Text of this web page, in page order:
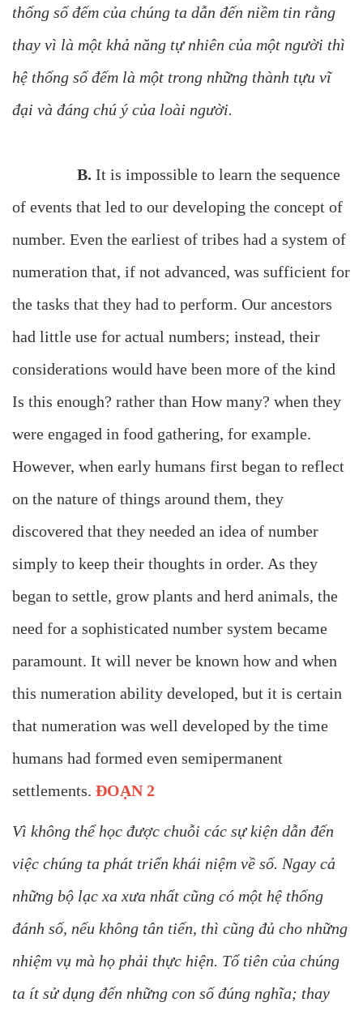
thống số đếm của chúng ta dẫn đến niềm tin rằng
thay vì là một khả năng tự nhiên của một người thì
hệ thống số đếm là một trong những thành tựu vĩ
đại và đáng chú ý của loài người.
B. It is impossible to learn the sequence
of events that led to our developing the concept of
number. Even the earliest of tribes had a system of
numeration that, if not advanced, was sufficient for
the tasks that they had to perform. Our ancestors
had little use for actual numbers; instead, their
considerations would have been more of the kind
Is this enough? rather than How many? when they
were engaged in food gathering, for example.
However, when early humans first began to reflect
on the nature of things around them, they
discovered that they needed an idea of number
simply to keep their thoughts in order. As they
began to settle, grow plants and herd animals, the
need for a sophisticated number system became
paramount. It will never be known how and when
this numeration ability developed, but it is certain
that numeration was well developed by the time
humans had formed even semipermanent
settlements. ĐOẠN 2
Vì không thể học được chuỗi các sự kiện dẫn đến
việc chúng ta phát triển khái niệm về số. Ngay cả
những bộ lạc xa xưa nhất cũng có một hệ thống
đánh số, nếu không tân tiến, thì cũng đủ cho những
nhiệm vụ mà họ phải thực hiện. Tổ tiên của chúng
ta ít sử dụng đến những con số đúng nghĩa; thay